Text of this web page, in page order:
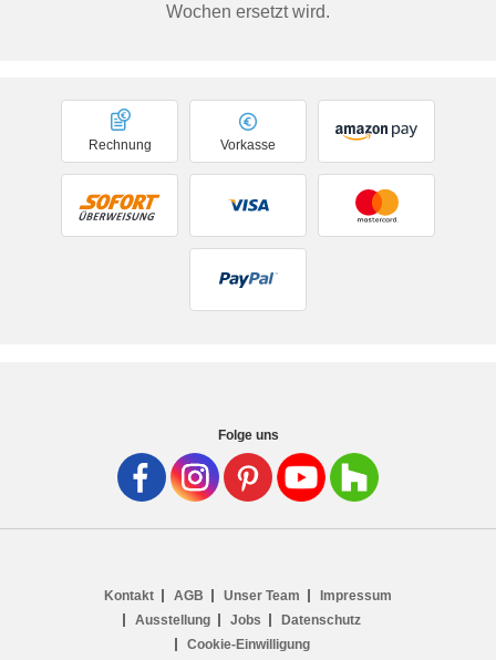
Wochen ersetzt wird.
Vorkasse
Rechnung
Folge uns
Kontakt AGB Unser Team
Impressum
Ausstellung
Jobs
Datenschutz
Cookie-Einwilligung